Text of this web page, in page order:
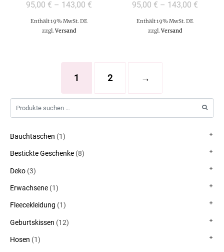
95,00 € – 143,00 €
Enthält 19% MwSt. DE
zzgl.Versand
95,00 € – 143,00 €
Enthält 19% MwSt. DE
zzgl.Versand
1 2 →
Bauchtaschen (1)
Bestickte Geschenke (8)
Deko (3)
Erwachsene (1)
Fleecekleidung (1)
Geburtskissen (12)
Hosen (1)